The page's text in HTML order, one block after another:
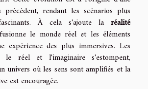
précédent, rendant les scénarios plus
À cela s'ajoute la réalité
le monde réel et les éléments
expérience des plus immersives. Les
le réel et l'imaginaire s'estompent,
univers où les sens sont amplifiés et la
est encouragée.